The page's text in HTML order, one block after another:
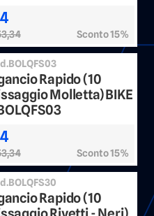
Sconto 15%
Rapido (10
Molletta) BIKE
Sconto 15%
Rapido (10